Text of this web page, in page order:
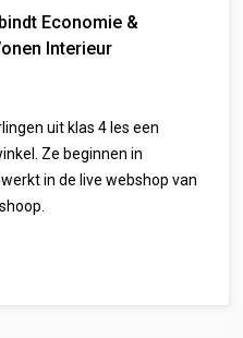
Economie &
Interieur
uit klas 4 les een
Ze beginnen in
in de live webshop van